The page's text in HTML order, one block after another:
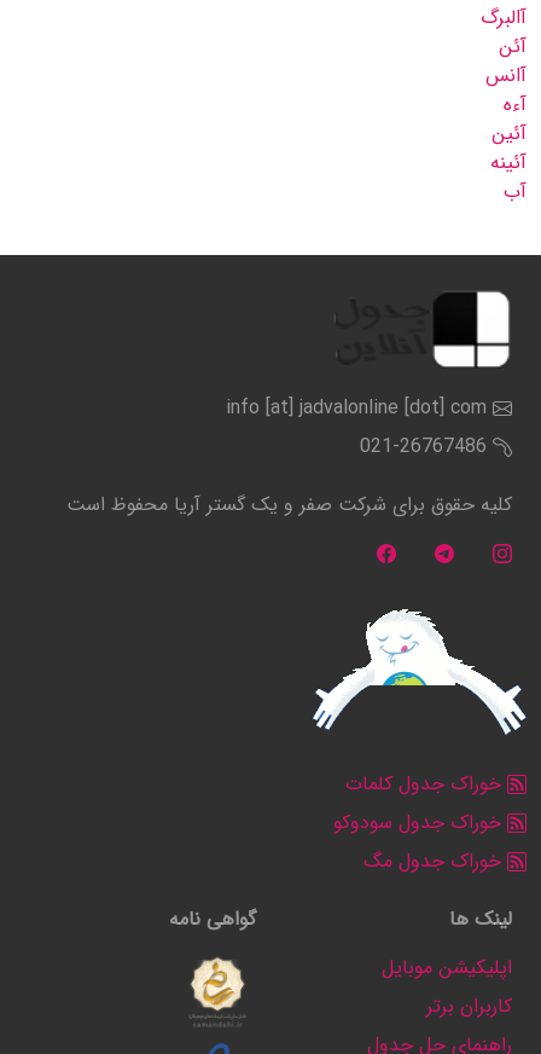
آالبرگ
آئن
آانس
آءه
آئین
آئینه
آب
info [at] jadvalonline [dot] com
021-26767486
کلیه حقوق برای شرکت صفر و یک گستر آریا محفوظ است
خوراک جدول کلمات
خوراک جدول سودوکو
خوراک جدول مگ
لینک ها
اپلیکیشن موبایل
کاربران برتر
راهنمای حل جدول
گواهی نامه